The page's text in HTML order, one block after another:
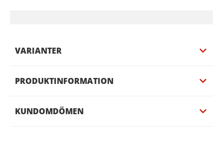
VARIANTER
PRODUKTINFORMATION
KUNDOMDÖMEN